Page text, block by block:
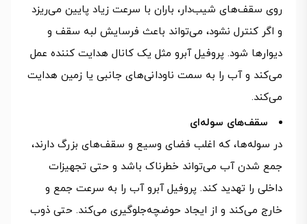
روی سقف‌های شیب‌دار، باران با سرعت زیاد پایین می‌ریزد
و اگر کنترل نشود، می‌تواند باعث فرسایش لبه سقف و
دیوارها شود. پروفیل آبرو مثل یک کانال هدایت‌ کننده عمل
می‌کند و آب را به سمت ناودانی‌های جانبی یا زمین هدایت
می‌کند.
سقف‌های سوله‌ای
در سوله‌ها، که اغلب فضای وسیع و سقف‌های بزرگ دارند،
جمع شدن آب می‌تواند خطرناک باشد و حتی تجهیزات
داخلی را تهدید کند. پروفیل آبرو آب را به سرعت جمع و
خارج می‌کند و از ایجاد حوضچه‌جلوگیری می‌کند. حتی ذوب